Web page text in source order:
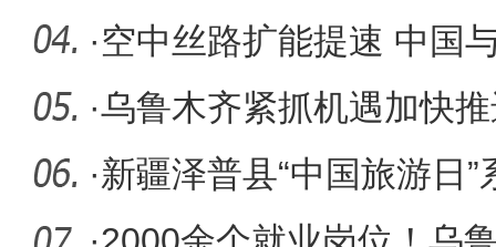
机场发运
·空中丝路扩能提速 中国
·乌鲁木齐紧抓机遇加快
心”建
·新疆泽普县“中国旅游日